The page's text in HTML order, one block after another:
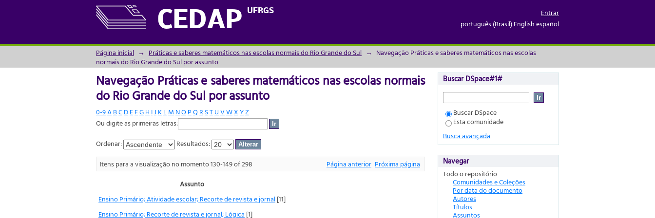
CEDAP UFRGS
Navegação Práticas e saberes matemáticos nas escolas normais do Rio Grande do Sul por
assunto
Entrar
português (Brasil)Englishespañol
Página inicial → Práticas e saberes matemáticos nas escolas normais do Rio Grande do Sul → Navegação Práticas e saberes matemáticos nas escolas
normais do Rio Grande do Sul por assunto
Navegação Práticas e saberes matemáticos nas escolas normais
do Rio Grande do Sul por assunto
0-9ABCDEFGH IJ KLM NOPQRSTUVWXYZ
Ou digite as primeiras letras:
Ordenar:
Resultados:
Itens para a visualização no momento 130-149 of 298
Página anterior Próxima página
Assunto
Ensino Primário; Atividade escolar; Recorte de revista e jornal[11]
Ensino Primário; Recorte de revista e jornal; Lógica [1]
Buscar DSpace#1#
Buscar DSpace
Esta comunidade
Busca avançada
Navegar
Todo o repositório
Comunidades e Coleções
Por data do documento
Autores
Títulos
Assuntos